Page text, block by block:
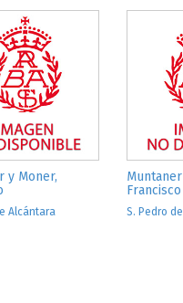
y Moner,
Alcántara
Francisco
S. Pedro